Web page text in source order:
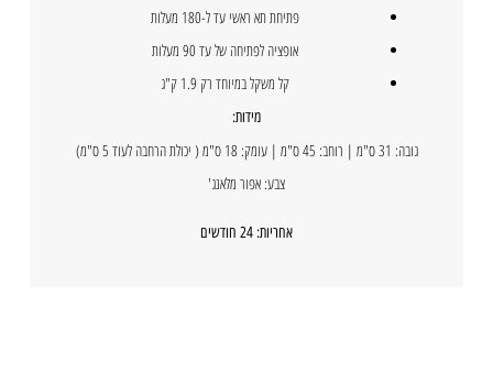
פתיחת תא ראשי עד ל-180 מעלות
אופציה לפתיחה של עד 90 מעלות
קל משקל במיוחד רק 1.9 ק"ג
מידות:
גובה: 31 ס"מ | רוחב: 45 ס"מ | עומק: 18 ס"מ ( יכולת הרחבה לעוד 5 ס"מ)
צבע: אפור מלאנג'
אחריות: 24 חודשים